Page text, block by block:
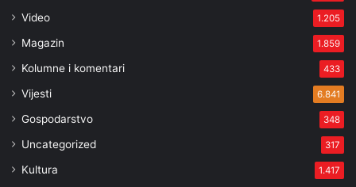
Video 1.205
Magazin 1.859
Kolumne i komentari 433
Vijesti 6.841
Gospodarstvo 348
Uncategorized 317
Kultura 1.417